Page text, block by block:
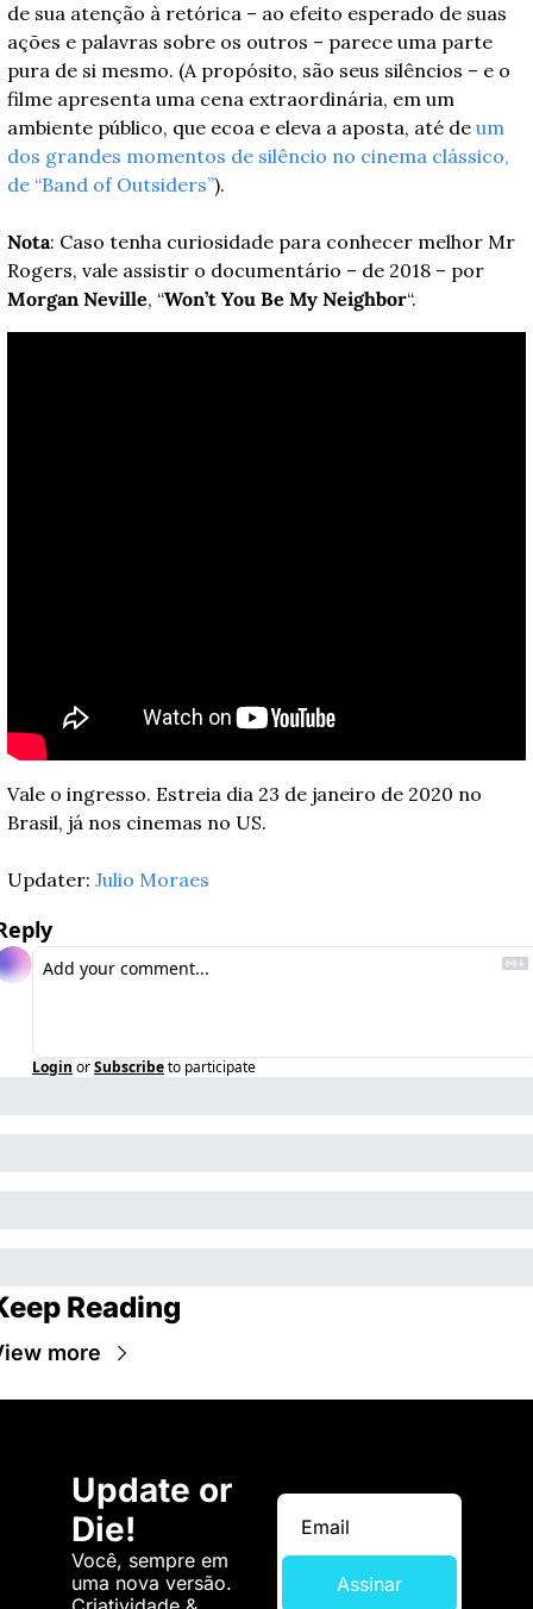
de sua atenção à retórica – ao efeito esperado de suas
ações e palavras sobre os outros – parece uma parte
pura de si mesmo. (A propósito, são seus silêncios – e o
filme apresenta uma cena extraordinária, em um
ambiente público, que ecoa e eleva a aposta, até de um
dos grandes momentos de silêncio no cinema clássico,
de “Band of Outsiders”).
Nota: Caso tenha curiosidade para conhecer melhor Mr
Morgan Neville, “Won’t You Be My Neighbor“.
Vale o ingresso. Estreia dia 23 de janeiro de 2020 no
Brasil, já nos cinemas no US.
Updater: Julio Moraes
Login orSubscribeto participate
Reading
more
Update or
Die!
Você, sempre em
uma nova versão.
Assinar